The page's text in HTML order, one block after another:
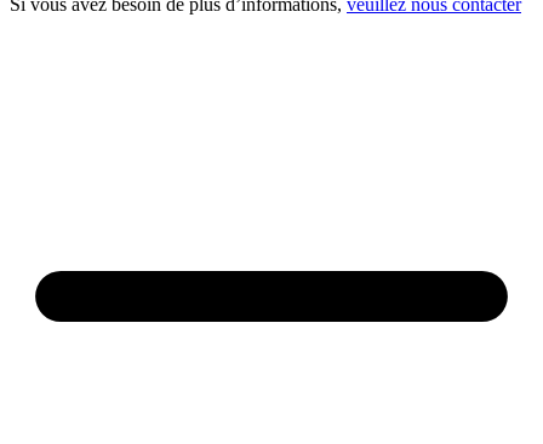
Si vous avez besoin de plus d’informations, veuillez nous contacter